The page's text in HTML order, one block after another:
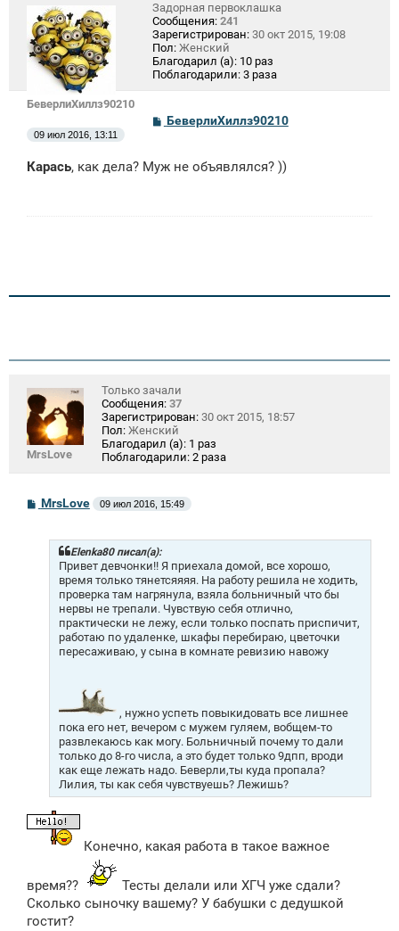
БеверлиХиллз90210
Задорная первоклашка
Сообщения: 241
Зарегистрирован: 30 окт 2015, 19:08
Пол: Женский
Благодарил (а): 10 раз
Поблагодарили: 3 раза
С
щ
БеверлиХиллз90210
09 июл 2016, 13:11
Карась, как дела? Муж не объявлялся? ))
MrsLove
Только зачали
Сообщения: 37
Зарегистрирован: 30 окт 2015, 18:57
Пол: Женский
Благодарил (а): 1 раз
Поблагодарили: 2 раза
С
о
MrsLove 09 июл 2016, 15:49
Elenka80 писал(а):
Привет девчонки!! Я приехала домой, все хорошо,
время только тянетсяяяя. На работу решила не ходить,
проверка там нагрянула, взяла больничный что бы
нервы не трепали. Чувствую себя отлично,
практически не лежу, если только поспать приспичит,
работаю по удаленке, шкафы перебираю, цветочки
пересаживаю, у сына в комнате ревизию навожу
, нужно успеть повыкидовать все лишнее
пока его нет, вечером с мужем гуляем, вобщем-то
развлекаюсь как могу. Больничный почему то дали
только до 8-го числа, а это будет только 9дпп, вроди
как еще лежать надо. Беверли,ты куда пропала?
Лилия, ты как себя чувствуешь? Лежишь?
Конечно, какая работа в такое важное
время??
Тесты делали или ХГЧ уже сдали?
Сколько сыночку вашему? У бабушки с дедушкой
гостит?